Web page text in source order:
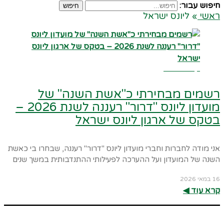
חיפוש עבור: חיפוש
ראשי » ליונס ישראל
רשמים מבחירתי כ"אשת השנה" של
מועדון ליונס "דרור" רעננה לשנת 2026 –
בטקס של ארגון ליונס ישראל
אני מודה לחברות וחברי מועדון ליונס "דרור" רעננה, שבחרו בי כאשת
השנה של המועדון ועל ההערכה לפעילותי ההתנדבותית במשך שנים
16 במאי 2026
קרא עוד ◀︎